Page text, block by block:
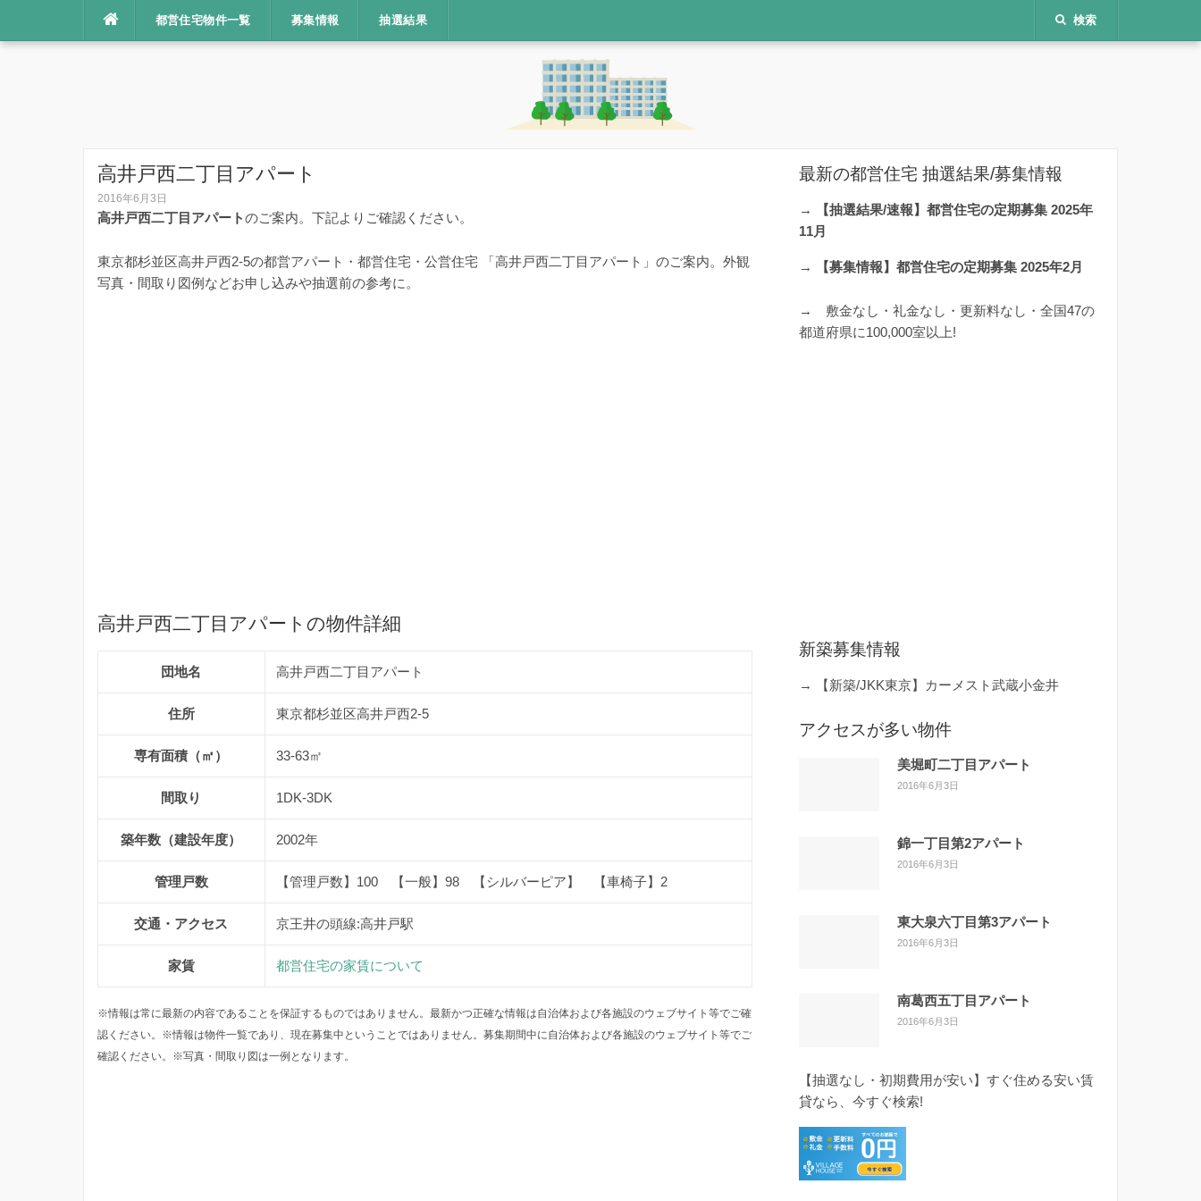
都営住宅物件一覧 募集情報 抽選結果 検索
高井戸西二丁目アパート
2016年6月3日
高井戸西二丁目アパートのご案内。下記よりご確認ください。
東京都杉並区高井戸西2-5の都営アパート・都営住宅・公営住宅 「高井戸西二丁目アパート」のご案内。外観
写真・間取り図例などお申し込みや抽選前の参考に。
高井戸西二丁目アパートの物件詳細
団地名 高井戸西二丁目アパート
住所 東京都杉並区高井戸西2-5
専有面積（㎡） 33-63㎡
間取り 1DK-3DK
築年数（建設年度） 2002年
管理戸数 【管理戸数】100 【一般】98 【シルバーピア】 【車椅子】2
交通・アクセス 京王井の頭線:高井戸駅
家賃 都営住宅の家賃について
※情報は常に最新の内容であることを保証するものではありません。最新かつ正確な情報は自治体および各施設のウェブサイト等でご確
認ください。※情報は物件一覧であり、現在募集中ということではありません。募集期間中に自治体および各施設のウェブサイト等でご
確認ください。※写真・間取り図は一例となります。
最新の都営住宅 抽選結果/募集情報
→
【抽選結果/速報】都営住宅の定期募集 2025年
11月
→ 【募集情報】都営住宅の定期募集 2025年2月
→ 敷金なし・礼金なし・更新料なし・全国47の
都道府県に100,000室以上!
新築募集情報
→ 【新築/JKK東京】カーメスト武蔵小金井
アクセスが多い物件
美堀町二丁目アパート
2016年6月3日
錦一丁目第2アパート
2016年6月3日
東大泉六丁目第3アパート
2016年6月3日
南葛西五丁目アパート
2016年6月3日
【抽選なし・初期費用が安い】すぐ住める安い賃
貸なら、今すぐ検索!